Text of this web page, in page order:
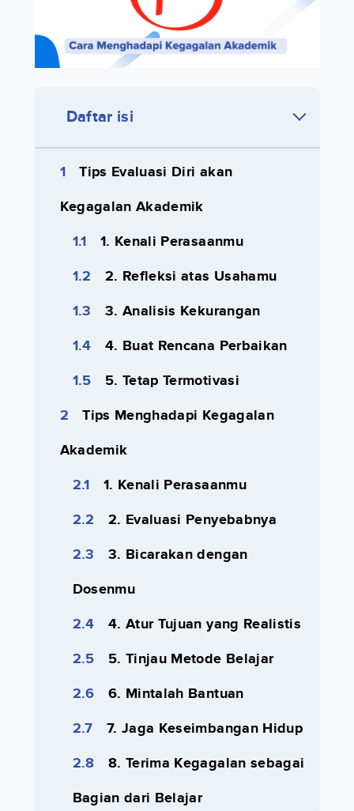
Daftar isi
Tips Evaluasi Diri akan
Kegagalan Akademik
1. Kenali Perasaanmu
2. Refleksi atas Usahamu
3. Analisis Kekurangan
4. Buat Rencana Perbaikan
5. Tetap Termotivasi
Tips Menghadapi Kegagalan
Akademik
1. Kenali Perasaanmu
2. Evaluasi Penyebabnya
3. Bicarakan dengan
Dosenmu
4. Atur Tujuan yang Realistis
5. Tinjau Metode Belajar
6. Mintalah Bantuan
7. Jaga Keseimbangan Hidup
8. Terima Kegagalan sebagai
Bagian dari Belajar